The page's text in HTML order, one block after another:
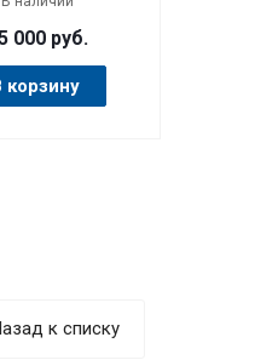
000 руб.
корзину
к списку